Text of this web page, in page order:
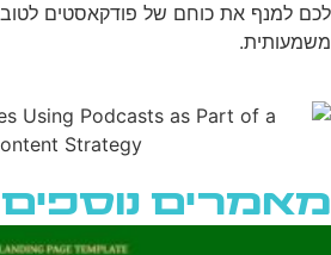
לכם למנף את כוחם של פודקאסטים
משמעותית.
מאמרים נוספים